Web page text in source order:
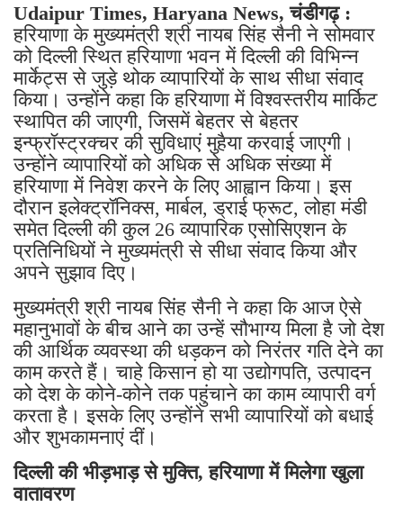
Udaipur Times, Haryana News, चंडीगढ़ :
हरियाणा के मुख्यमंत्री श्री नायब सिंह सैनी ने सोमवार
को दिल्ली स्थित हरियाणा भवन में दिल्ली की विभिन्न
मार्केट्स से जुड़े थोक व्यापारियों के साथ सीधा संवाद
किया। उन्होंने कहा कि हरियाणा में विश्वस्तरीय मार्किट
स्थापित की जाएगी, जिसमें बेहतर से बेहतर
इन्फ्रॉस्ट्रक्चर की सुविधाएं मुहैया करवाई जाएगी।
उन्होंने व्यापारियों को अधिक से अधिक संख्या में
हरियाणा में निवेश करने के लिए आह्वान किया। इस
दौरान इलेक्ट्रॉनिक्स, मार्बल, ड्राई फ्रूट, लोहा मंडी
समेत दिल्ली की कुल 26 व्यापारिक एसोसिएशन के
प्रतिनिधियों ने मुख्यमंत्री से सीधा संवाद किया और
अपने सुझाव दिए।
मुख्यमंत्री श्री नायब सिंह सैनी ने कहा कि आज ऐसे
महानुभावों के बीच आने का उन्हें सौभाग्य मिला है जो देश
की आर्थिक व्यवस्था की धड़कन को निरंतर गति देने का
काम करते हैं। चाहे किसान हो या उद्योगपति, उत्पादन
को देश के कोने-कोने तक पहुंचाने का काम व्यापारी वर्ग
करता है। इसके लिए उन्होंने सभी व्यापारियों को बधाई
और शुभकामनाएं दीं।
दिल्ली की भीड़भाड़ से मुक्ति, हरियाणा में मिलेगा खुला
वातावरण